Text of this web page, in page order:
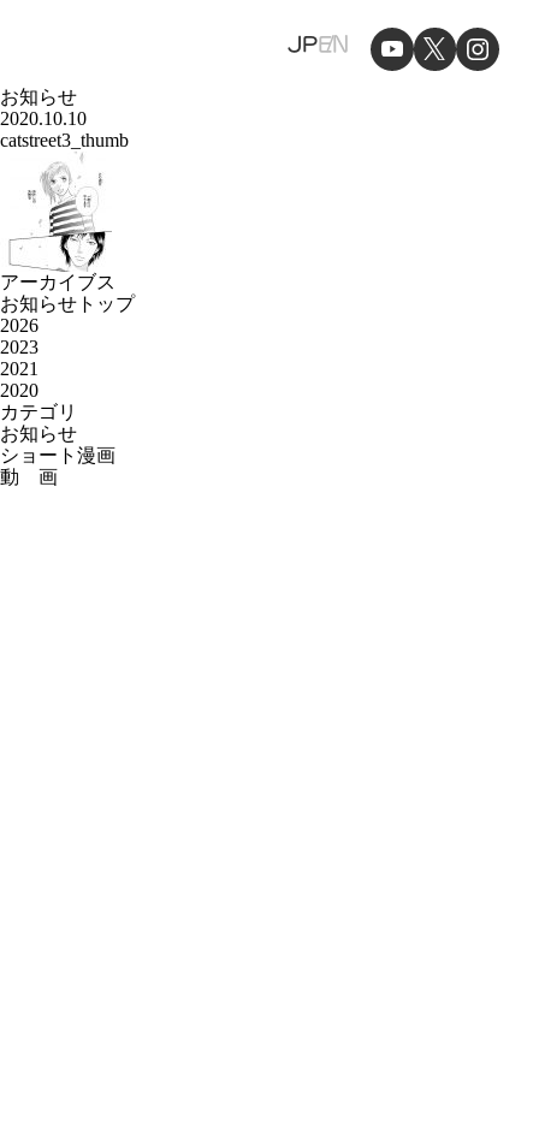
JPEN
お知らせ
2020.10.10
catstreet3_thumb
アーカイブス
お知らせトップ
2026
2023
2021
2020
カテゴリ
お知らせ
ショート漫画
動 画